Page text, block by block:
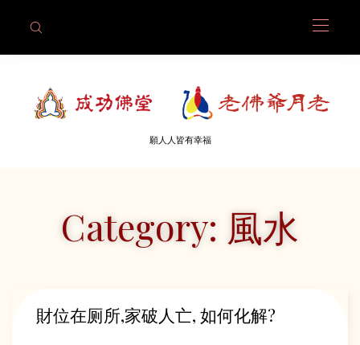
願人人皆有幸福
Category: 風水
財位在厕所,家破人亡, 如何化解?